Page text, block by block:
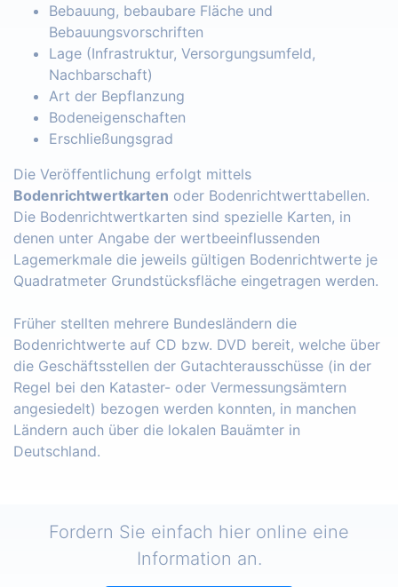
Bebauung, bebaubare Fläche und
Bebauungsvorschriften
Lage (Infrastruktur, Versorgungsumfeld,
Nachbarschaft)
Art der Bepflanzung
Bodeneigenschaften
Erschließungsgrad
Die Veröffentlichung erfolgt mittels
Bodenrichtwertkarten oder Bodenrichtwerttabellen.
Die Bodenrichtwertkarten sind spezielle Karten, in
denen unter Angabe der wertbeeinflussenden
Lagemerkmale die jeweils gültigen Bodenrichtwerte je
Quadratmeter Grundstücksfläche eingetragen werden.
Früher stellten mehrere Bundesländern die
Bodenrichtwerte auf CD bzw. DVD bereit, welche über
die Geschäftsstellen der Gutachterausschüsse (in der
Regel bei den Kataster- oder Vermessungsämtern
angesiedelt) bezogen werden konnten, in manchen
Ländern auch über die lokalen Bauämter in
Deutschland.
Fordern Sie einfach hier online eine
Information an.